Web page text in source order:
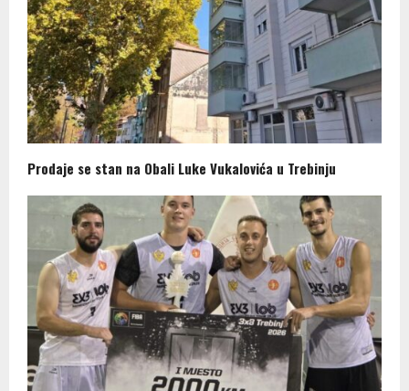
Prodaje se stan na Obali Luke Vukalovića u Trebinju